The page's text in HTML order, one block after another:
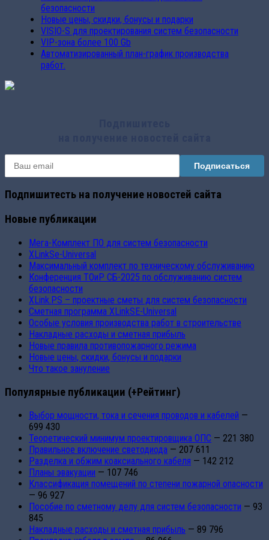
безопасности
Новые цены, скидки, бонусы и подарки
VISIO-S для проектирования систем безопасности
VIP-зона более 100 Gb
Автоматизированный план-график производства
работ.
Подпишитесть на получение новостей сайта
Новые публикации
Мега-Комплект ПО для систем безопасности
XLinkSe-Universal
Максимальный комплект по техническому обслуживанию
Конференция ТОиР СБ-2025 по обслуживанию систем
безопасности
XLink.PS – проектные сметы для систем безопасности
Сметная программа XLinkSE-Universal
Особые условия производства работ в строительстве
Накладные расходы и сметная прибыль
Новые правила противопожарного режима
Новые цены, скидки, бонусы и подарки
Что такое зануление
Популярные публикации (+Рейтинг)
Выбор мощности, тока и сечения проводов и кабелей —
699 430
Теоретический минимум проектировщика ОПС — 221 380
Правильное включение светодиода — 207 611
Разделка и обжим коаксиального кабеля — 142 212
Планы эвакуации — 107 746
Классификация помещений по степени пожарной опасности
— 96 927
Пособие по сметному делу для систем безопасности — 93
845
Накладные расходы и сметная прибыль — 89 796